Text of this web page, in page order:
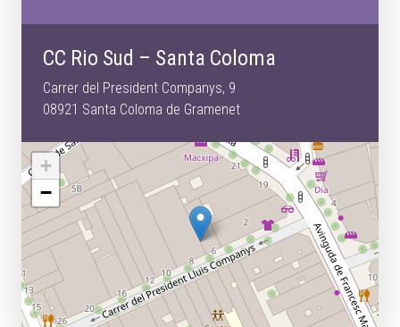
CC Rio Sud – Santa Coloma
Carrer del President Companys, 9
08921 Santa Coloma de Gramenet
+
−